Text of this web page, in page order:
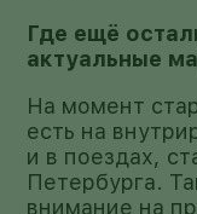
Где ещё
актуальные
На момент
есть на
и в поездах,
Петербурга.
внимание на